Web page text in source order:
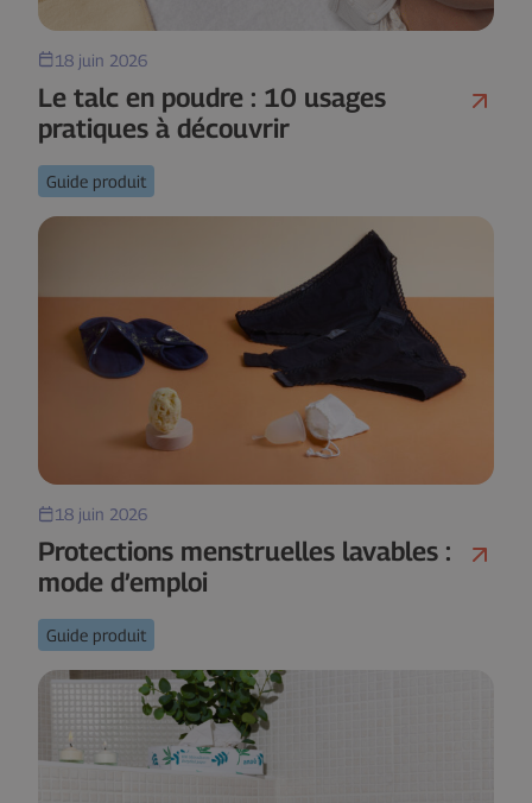
18 juin 2026
Le talc en poudre : 10 usages
pratiques à découvrir
Guide produit
18 juin 2026
Protections menstruelles lavables :
mode d’emploi
Guide produit